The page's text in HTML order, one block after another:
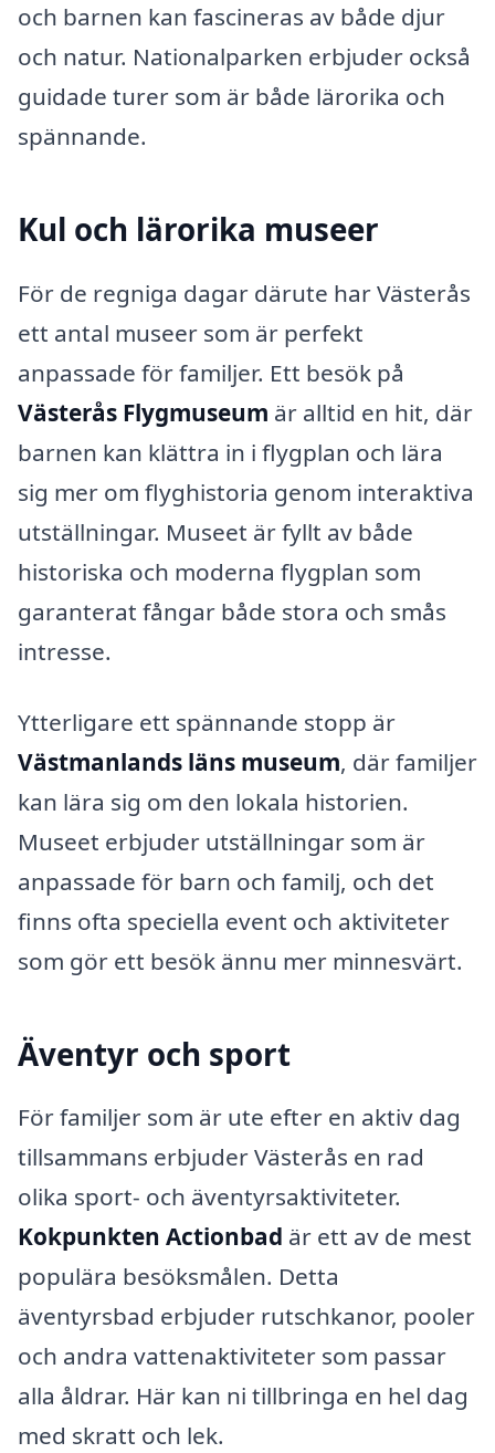
och barnen kan fascineras av både djur
och natur. Nationalparken erbjuder också
guidade turer som är både lärorika och
spännande.
Kul och lärorika museer
För de regniga dagar därute har Västerås
ett antal museer som är perfekt
anpassade för familjer. Ett besök på
Västerås Flygmuseum är alltid en hit, där
barnen kan klättra in i flygplan och lära
sig mer om flyghistoria genom interaktiva
utställningar. Museet är fyllt av både
historiska och moderna flygplan som
garanterat fångar både stora och smås
intresse.
Ytterligare ett spännande stopp är
Västmanlands läns museum, där familjer
kan lära sig om den lokala historien.
Museet erbjuder utställningar som är
anpassade för barn och familj, och det
finns ofta speciella event och aktiviteter
som gör ett besök ännu mer minnesvärt.
Äventyr och sport
För familjer som är ute efter en aktiv dag
tillsammans erbjuder Västerås en rad
olika sport- och äventyrsaktiviteter.
Kokpunkten Actionbad är ett av de mest
populära besöksmålen. Detta
äventyrsbad erbjuder rutschkanor, pooler
och andra vattenaktiviteter som passar
alla åldrar. Här kan ni tillbringa en hel dag
med skratt och lek.